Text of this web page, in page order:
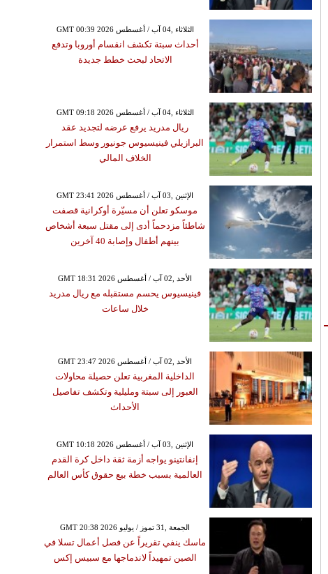
الإثنين ,03 آب / أغسطس GMT 23:41
أوكرانية قصفت شاطئاً مزدحماً
أدى إلى مقتل سبعة أشخاص
بينهم أطفال وإصابة 40 آخرين
GMT 00:39 2026 الثلاثاء ,04 آب / أغسطس
أحداث سبتة تكشف انقسام أوروبا وتدفع
الاتحاد لبحث خطط جديدة
GMT 09:18 2026 الثلاثاء ,04 آب / أغسطس
ريال مدريد يرفع عرضه لتجديد عقد
البرازيلي فينيسيوس جونيور وسط استمرار
الخلاف المالي
GMT 23:41 2026 الإثنين ,03 آب / أغسطس
موسكو تعلن أن مسيّرة أوكرانية قصفت
شاطئاً مزدحماً أدى إلى مقتل سبعة أشخاص
بينهم أطفال وإصابة 40 آخرين
GMT 18:31 2026 الأحد ,02 آب / أغسطس
فينيسيوس يحسم مستقبله مع ريال مدريد
خلال ساعات
GMT 23:47 2026 الأحد ,02 آب / أغسطس
الداخلية المغربية تعلن حصيلة محاولات
العبور إلى سبتة ومليلية وتكشف تفاصيل
الأحداث
GMT 10:18 2026 الإثنين ,03 آب / أغسطس
إنفانتينو يواجه أزمة ثقة داخل كرة القدم
العالمية بسبب خطة بيع حقوق كأس العالم
GMT 20:38 2026 الجمعة ,31 تموز / يوليو
ماسك ينفي تقريراً عن فصل أعمال تسلا في
الصين تمهيداً لاندماجها مع سبيس إكس